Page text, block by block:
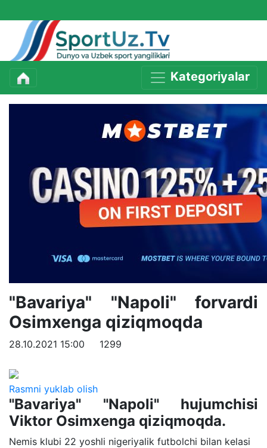
Kategoriyalar
"Bavariya" "Napoli" forvardi
Osimxenga qiziqmoqda
28.10.2021 15:00 1299
Rasmni yuklab olish
"Bavariya" "Napoli" hujumchisi
Viktor Osimxenga qiziqmoqda.
Nemis klubi 22 yoshli nigeriyalik futbolchi bilan kelasi